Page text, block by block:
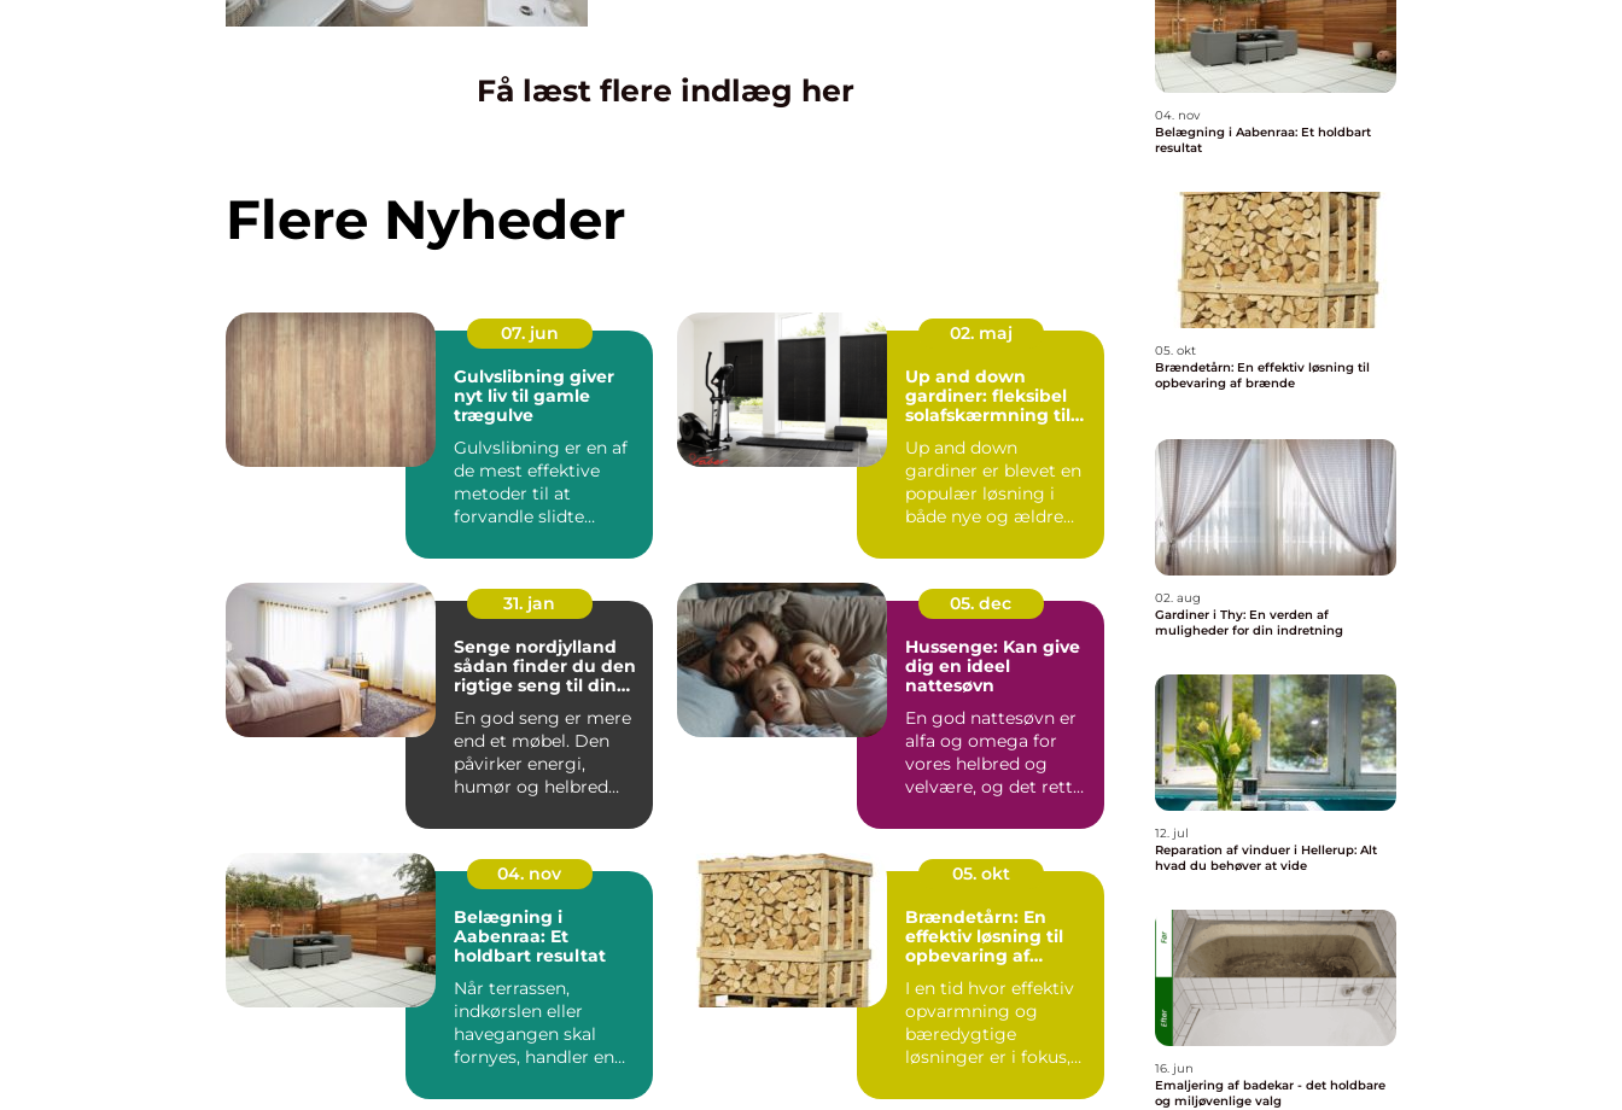
Få læst flere indlæg her
Flere Nyheder
07. jun
Gulvslibning giver
nyt liv til gamle
trægulve
Gulvslibning er en af
de mest effektive
metoder til at
forvandle slidte
de...
02. maj
Up and down
gardiner: fleksibel
solafskærmning til
Up and down
gardiner er blevet en
populær løsning i
både nye og ældre
31. jan
Senge nordjylland
sådan finder du den
rigtige seng til din
En god seng er mere
end et møbel. Den
påvirker energi,
humør og helbred
Mange nordj...
05. dec
Hussenge: Kan give
dig en ideel
nattesøvn
En god nattesøvn er
alfa og omega for
vores helbred og
velvære, og det rette
04. nov
Belægning i
Aabenraa: Et
holdbart resultat
Når terrassen,
indkørslen eller
havegangen skal
fornyes, handler en
05. okt
Brændetårn: En
effektiv løsning til
opbevaring af
I en tid hvor effektiv
opvarmning og
bæredygtige
løsninger er i fokus,
04. nov
Belægning i Aabenraa: Et holdbart
resultat
05. okt
Brændetårn: En effektiv løsning til
opbevaring af brænde
02. aug
Gardiner i Thy: En verden af
muligheder for din indretning
12. jul
Reparation af vinduer i Hellerup: Alt
hvad du behøver at vide
16. jun
Emaljering af badekar - det holdbare
og miljøvenlige valg